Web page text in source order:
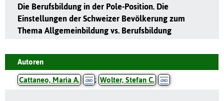
Die Berufsbildung in der Pole-Position. Die
Einstellungen der Schweizer Bevölkerung zum
Thema Allgemeinbildung vs. Berufsbildung
Autoren
Cattaneo, Maria A. ; Wolter, Stefan C.